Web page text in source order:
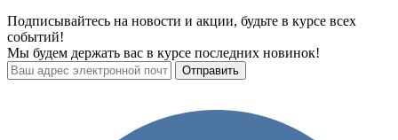
Подписывайтесь на новости и акции, будьте в курсе всех
событий!
Мы будем держать вас в курсе последних новинок!